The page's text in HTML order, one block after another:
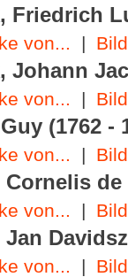
Friedrich
von... |
Johann
von... |
(1762 -
von... |
Cornelis de
von... |
Jan
von... |